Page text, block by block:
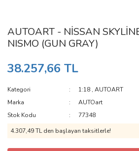
AUTOART - NİSSAN
NISMO (GUN GRAY)
38.257,66 TL
Kategori 1:18 ,AUTOART
Marka
AUTOart
Stok Kodu
77348
4.307,49 TL den başlayan taksitlerle!